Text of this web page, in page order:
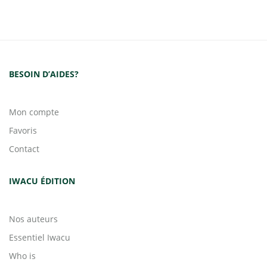
BESOIN D’AIDES?
Mon compte
Favoris
Contact
IWACU ÉDITION
Nos auteurs
Essentiel Iwacu
Who is